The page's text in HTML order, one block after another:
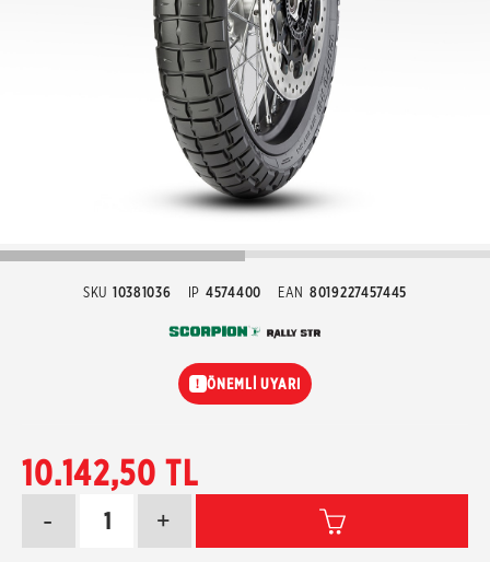
SKU 10381036 IP 4574400 EAN 8019227457445
! ÖNEMLİ UYARI
10.142,50 TL
+
-